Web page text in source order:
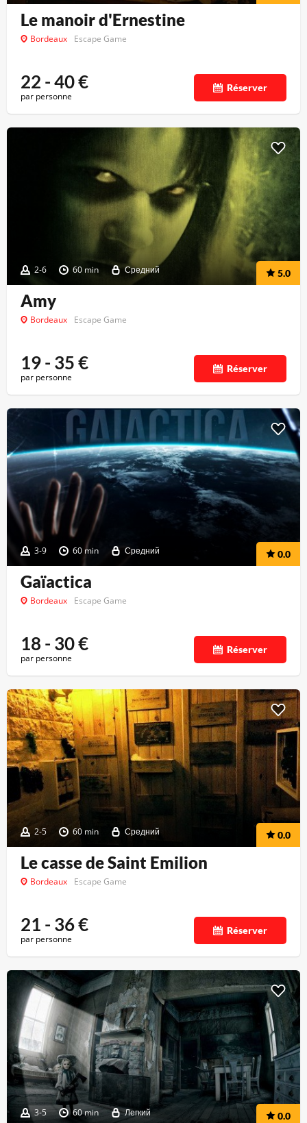
Le manoir d'Ernestine
Bordeaux Escape Game
22 - 40€
par personne
Réserver
2-6 60 min Средний 5.0
Amy
Bordeaux Escape Game
19 - 35€
par personne
Réserver
3-9 60 min Средний 0.0
Gaïactica
Bordeaux Escape Game
18 - 30€
par personne
Réserver
2-5 60 min Средний 0.0
Le casse de Saint Emilion
Bordeaux Escape Game
21 - 36€
par personne
Réserver
3-5 60 min Легкий 0.0